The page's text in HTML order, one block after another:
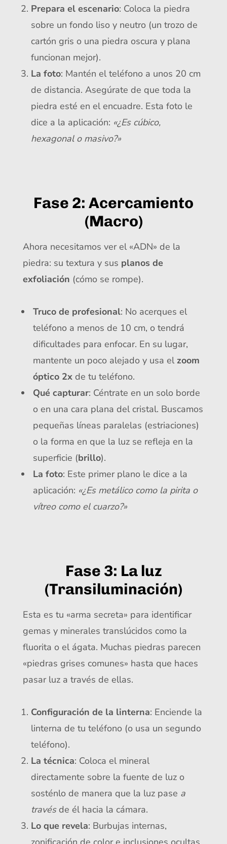
Prepara el escenario: Coloca la piedra
sobre un fondo liso y neutro (un trozo de
cartón gris o una piedra oscura y plana
funcionan mejor).
La foto: Mantén el teléfono a unos 20 cm
de distancia. Asegúrate de que toda la
piedra esté en el encuadre. Esta foto le
dice a la aplicación: «¿Es cúbico,
hexagonal o masivo?»
Fase 2: Acercamiento
(Macro)
Ahora necesitamos ver el «ADN» de la
piedra: su textura y sus planos de
exfoliación (cómo se rompe).
Truco de profesional: No acerques el
teléfono a menos de 10 cm, o tendrá
dificultades para enfocar. En su lugar,
mantente un poco alejado y usa el zoom
óptico 2xde tu teléfono.
Qué capturar: Céntrate en un solo borde
o en una cara plana del cristal. Buscamos
pequeñas líneas paralelas (estriaciones)
o la forma en que la luz se refleja en la
superficie (brillo).
La foto: Este primer plano le dice a la
aplicación: «¿Es metálico como la pirita o
vítreo como el cuarzo?»
Fase 3: La luz
(Transiluminación)
Esta es tu «arma secreta» para identificar
gemas y minerales translúcidos como la
fluorita o el ágata. Muchas piedras parecen
«piedras grises comunes» hasta que haces
pasar luz a través de ellas.
Configuración de la linterna: Enciende la
linterna de tu teléfono (o usa un segundo
teléfono).
La técnica: Coloca el mineral
directamente sobre la fuente de luz o
sosténlo de manera que la luz pase a
travésde él hacia la cámara.
Lo que revela: Burbujas internas,